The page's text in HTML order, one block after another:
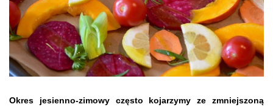
Okres jesienno-zimowy często kojarzymy ze zmniejszoną